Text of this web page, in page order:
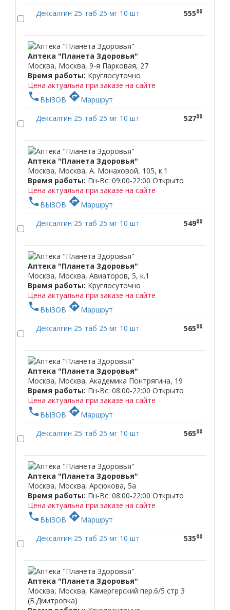
Дексалгин 25 таб 25 мг 10 шт
55500
Аптека "Планета Здоровья"
Москва, Москва, 9-я Парковая, 27
Время работы: Круглосуточно
Цена актуальна при заказе на сайте
phone ВЫЗОВ directionsМаршрут
Дексалгин 25 таб 25 мг 10 шт
52700
Аптека "Планета Здоровья"
Москва, Москва, А. Монаховой, 105, к.1
Время работы: Пн-Вс: 09:00-22:00 Открыто
Цена актуальна при заказе на сайте
phone ВЫЗОВ directionsМаршрут
Дексалгин 25 таб 25 мг 10 шт
54900
Аптека "Планета Здоровья"
Москва, Москва, Авиаторов, 5, к.1
Время работы: Круглосуточно
Цена актуальна при заказе на сайте
phone ВЫЗОВ directionsМаршрут
Дексалгин 25 таб 25 мг 10 шт
56500
Аптека "Планета Здоровья"
Москва, Москва, Академика Понтрягина, 19
Время работы: Пн-Вс: 08:00-22:00 Открыто
Цена актуальна при заказе на сайте
phone ВЫЗОВ directionsМаршрут
Дексалгин 25 таб 25 мг 10 шт
56500
Аптека "Планета Здоровья"
Москва, Москва, Арсюкова, 5а
Время работы: Пн-Вс: 08:00-22:00 Открыто
Цена актуальна при заказе на сайте
phone ВЫЗОВ directionsМаршрут
Дексалгин 25 таб 25 мг 10 шт
53500
Аптека "Планета Здоровья"
Москва, Москва, Камергерский пер.6/5 стр 3
(Б.Дмитровка)